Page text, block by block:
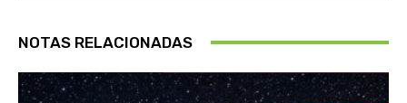
NOTAS RELACIONADAS